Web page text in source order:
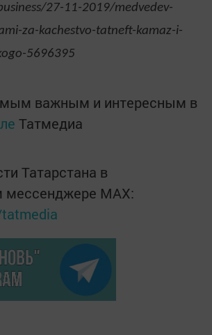
27-11-2019/medvedev-
za-kachestvo-tatneft-kamaz-i-
5696395
важным и интересным в
Татмедиа
Татарстана в
мессенджере MАХ: